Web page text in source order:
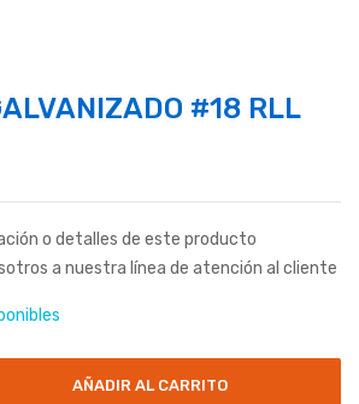
#18 RLL
o detalles de este producto
a nuestra línea de atención al cliente
AÑADIR AL CARRITO